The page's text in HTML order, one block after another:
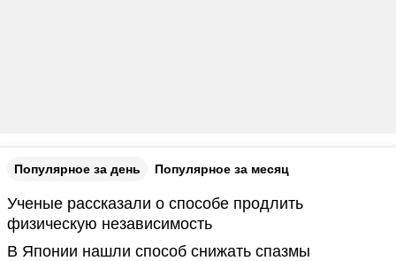
Популярное за день Популярное за месяц
Ученые рассказали о способе продлить
физическую независимость
В Японии нашли способ снижать спазмы